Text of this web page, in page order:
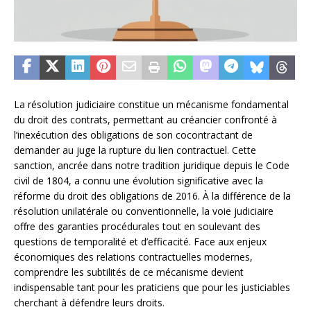
La résolution judiciaire constitue un mécanisme fondamental
du droit des contrats, permettant au créancier confronté à
l’inexécution des obligations de son cocontractant de
demander au juge la rupture du lien contractuel. Cette
sanction, ancrée dans notre tradition juridique depuis le Code
civil de 1804, a connu une évolution significative avec la
réforme du droit des obligations de 2016. À la différence de la
résolution unilatérale ou conventionnelle, la voie judiciaire
offre des garanties procédurales tout en soulevant des
questions de temporalité et d’efficacité. Face aux enjeux
économiques des relations contractuelles modernes,
comprendre les subtilités de ce mécanisme devient
indispensable tant pour les praticiens que pour les justiciables
cherchant à défendre leurs droits.